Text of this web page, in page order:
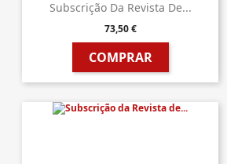
Subscrição Da Revista De...
73,50 €
COMPRAR